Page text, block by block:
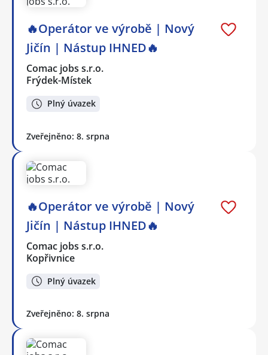
🔥Operátor ve výrobě | Nový
Jičín | Nástup IHNED🔥
Comac jobs s.r.o.
Frýdek-Místek
Plný úvazek
Zveřejněno: 8. srpna
🔥Operátor ve výrobě | Nový
Jičín | Nástup IHNED🔥
Comac jobs s.r.o.
Kopřivnice
Plný úvazek
Zveřejněno: 8. srpna